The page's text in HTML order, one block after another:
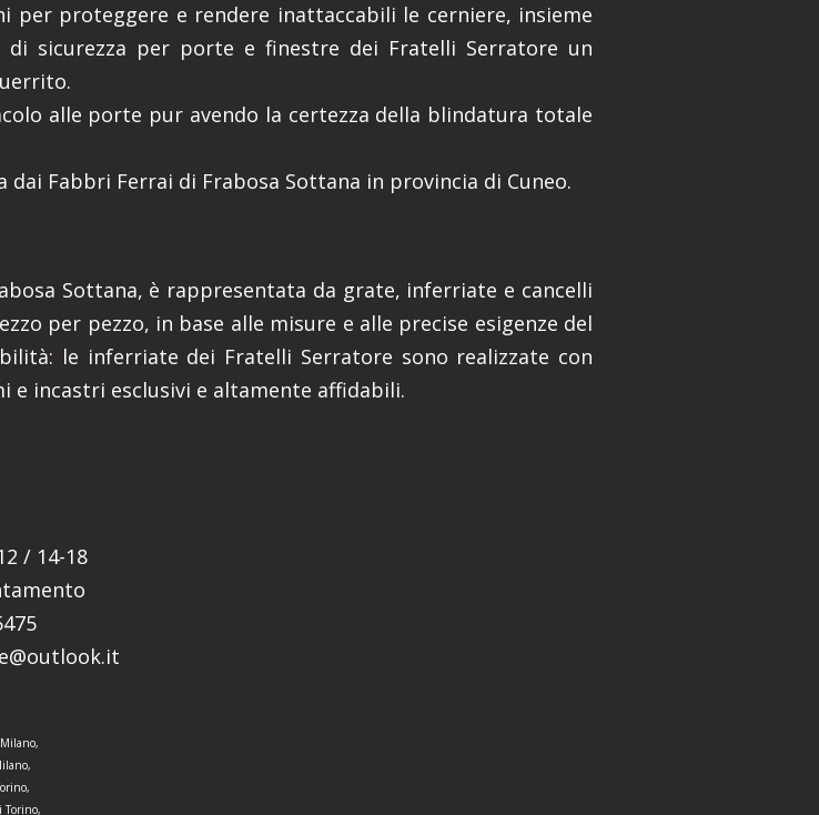
proteggere e rendere inattaccabili le cerniere, insieme
sicurezza per porte e finestre dei Fratelli Serratore un
alle porte pur avendo la certezza della blindatura totale
Fabbri Ferrai di Frabosa Sottana in provincia di Cuneo.
Sottana, è rappresentata da grate, inferriate e cancelli
per pezzo, in base alle misure e alle precise esigenze del
le inferriate dei Fratelli Serratore sono realizzate con
incastri esclusivi e altamente affidabili.
/ 14-18
Torino,